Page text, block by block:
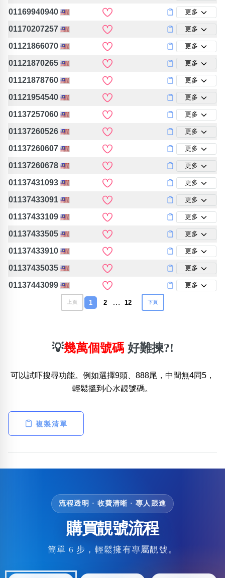
01169940940 更多
01170207257 更多
01121866070 更多
01121870265 更多
01121878760 更多
01121954540 更多
01137257060 更多
01137260526 更多
01137260607 更多
01137260678 更多
01137431093 更多
01137433091 更多
01137433109 更多
01137433505 更多
01137433910 更多
01137435035 更多
01137443099 更多
上頁 1 2 … 12 下頁
💡幾萬個號碼 好難揀?!
可以試吓搜尋功能。例如選擇9頭、888尾，中間無4同5，
輕鬆搵到心水靚號碼。
複製清單
流程透明 · 收費清晰 · 專人跟進
購買靚號流程
簡單 6 步，輕鬆擁有專屬靚號。